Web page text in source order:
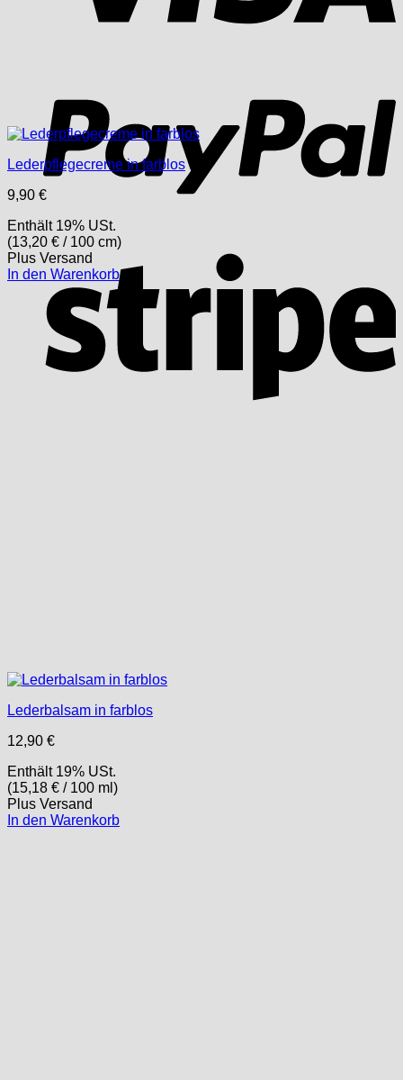
Lederpflegecreme in farblos
9,90 €
Enthält 19% USt.
(13,20 € / 100 cm)
Plus Versand
In den Warenkorb
Lederbalsam in farblos
12,90 €
Enthält 19% USt.
(15,18 € / 100 ml)
Plus Versand
In den Warenkorb